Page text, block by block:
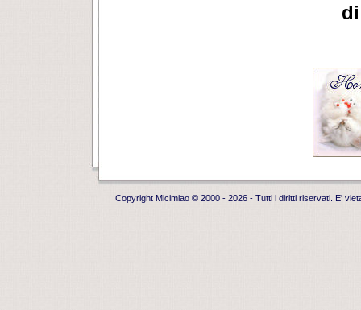
Copyright Micimiao© 2000 - 2026 - Tutti i diritti riservati. E'